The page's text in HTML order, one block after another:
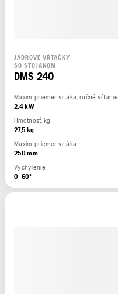
JADROVÉ VŔTAČKY
SO STOJANOM
DMS 240
Maxim. priemer vrtáka, ručné vŕtanie
2,4 kW
Hmotnosť, kg
27,5 kg
Maxim. priemer vrtáka
250 mm
Vychýlenie
0-60º